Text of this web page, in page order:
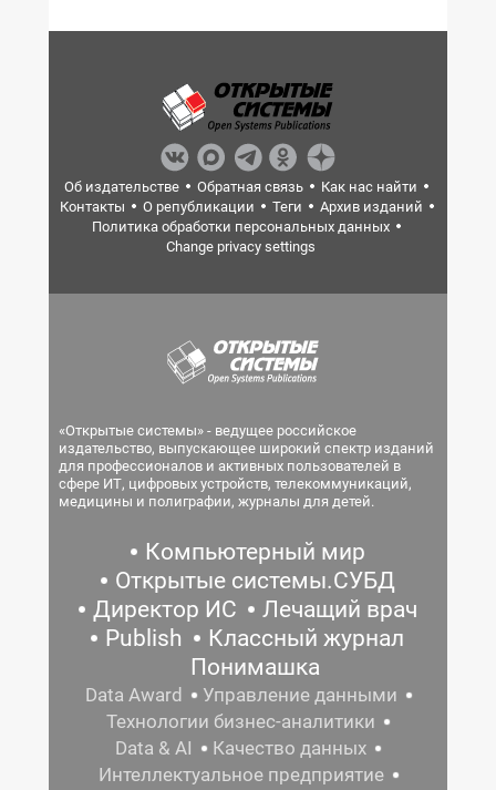
Об издательстве Обратная связь
Как нас найти
Контакты
О републикации Теги
Архив изданий
Политика обработки персональных данных
Change privacy settings
«Открытые системы» - ведущее российское
издательство, выпускающее широкий спектр изданий
для профессионалов и активных пользователей в
сфере ИТ, цифровых устройств, телекоммуникаций,
медицины и полиграфии, журналы для детей.
Компьютерный мир
Открытые системы.СУБД
Директор ИС
Лечащий врач
Publish
Классный журнал
Понимашка
Data Award
Управление данными
Технологии бизнес-аналитики
Data & AI
Качество данных
Интеллектуальное предприятие